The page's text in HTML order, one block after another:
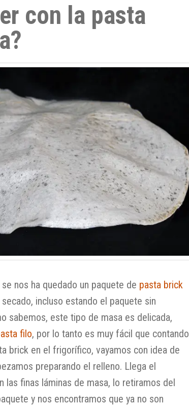
con la pasta
nos ha quedado un paquete de pasta brick
incluso estando el paquete sin
sabemos, este tipo de masa es delicada,
filo, por lo tanto es muy fácil que contando
brick en el frigorífico, vayamos con idea de
preparando el relleno. Llega el
las finas láminas de masa, lo retiramos del
y nos encontramos que ya no son